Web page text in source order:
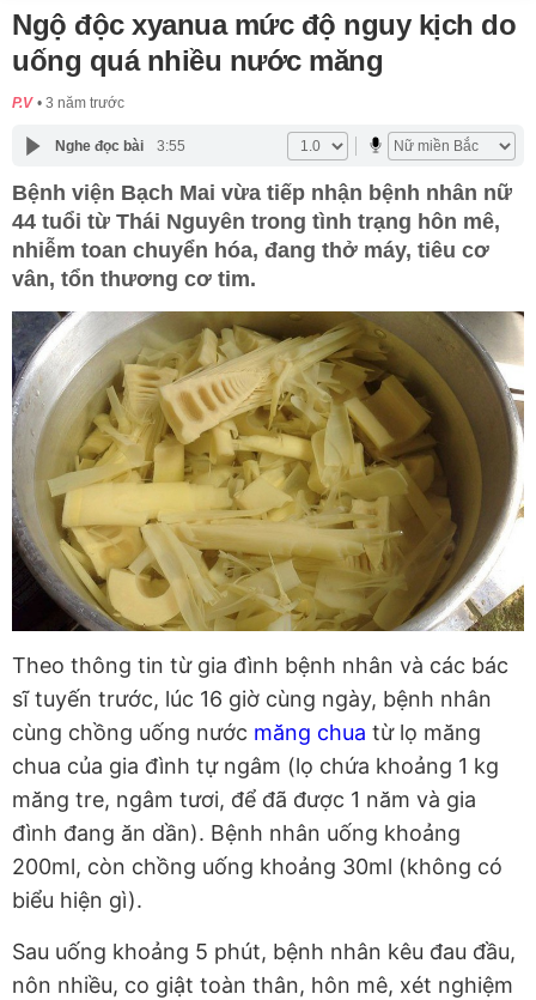
Ngộ độc xyanua mức độ nguy kịch do
uống quá nhiều nước măng
P.V 3 năm trước
Nghe đọc bài 3:55
Bệnh viện Bạch Mai vừa tiếp nhận bệnh nhân nữ
44 tuổi từ Thái Nguyên trong tình trạng hôn mê,
nhiễm toan chuyển hóa, đang thở máy, tiêu cơ
vân, tổn thương cơ tim.
Theo thông tin từ gia đình bệnh nhân và các bác
sĩ tuyến trước, lúc 16 giờ cùng ngày, bệnh nhân
cùng chồng uống nước măng chua từ lọ măng
chua của gia đình tự ngâm (lọ chứa khoảng 1 kg
măng tre, ngâm tươi, để đã được 1 năm và gia
đình đang ăn dần). Bệnh nhân uống khoảng
200ml, còn chồng uống khoảng 30ml (không có
biểu hiện gì).
Sau uống khoảng 5 phút, bệnh nhân kêu đau đầu,
nôn nhiều, co giật toàn thân, hôn mê, xét nghiệm